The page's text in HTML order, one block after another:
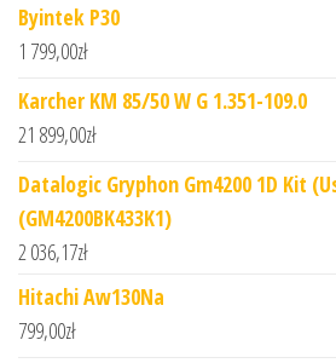
Byintek P30
1 799,00zł
Karcher KM 85/50 W G 1.351-109.0
21 899,00zł
Datalogic Gryphon Gm4200 1D Kit
(GM4200BK433K1)
2 036,17zł
Hitachi Aw130Na
799,00zł